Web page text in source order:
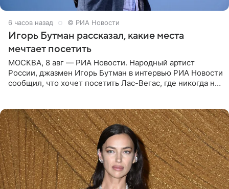
6 часов назад © РИА Новости
Игорь Бутман рассказал, какие места
мечтает посетить
МОСКВА, 8 авг — РИА Новости. Народный артист
России, джазмен Игорь Бутман в интервью РИА Новости
сообщил, что хочет посетить Лас-Вегас, где никогда не